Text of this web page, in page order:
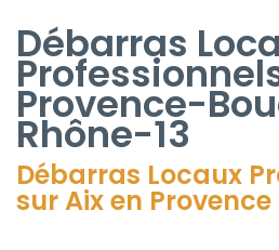
Débarras
Provence-
Rhône-13
Débarras Locaux
surAix en Provence